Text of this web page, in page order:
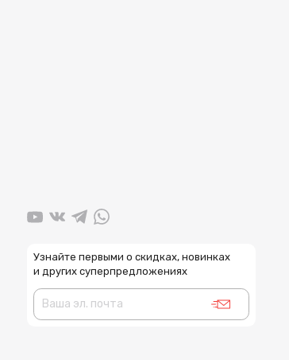
Узнайте первыми о скидках, новинках
и других суперпредложениях